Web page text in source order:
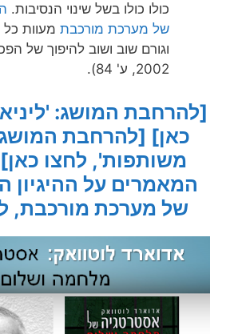
כולו כולו בשל שינוי הנסיבות.
של מערכת מורכבת מעוות כל
וגורם שוב ושוב להיפוך של
2002, ע' 84).
[להרחבת המושג:
כאן] [להרחבת
משותפות', לחצו כאן]
המאמרים על ההיגיון
של מערכת מורכבת,